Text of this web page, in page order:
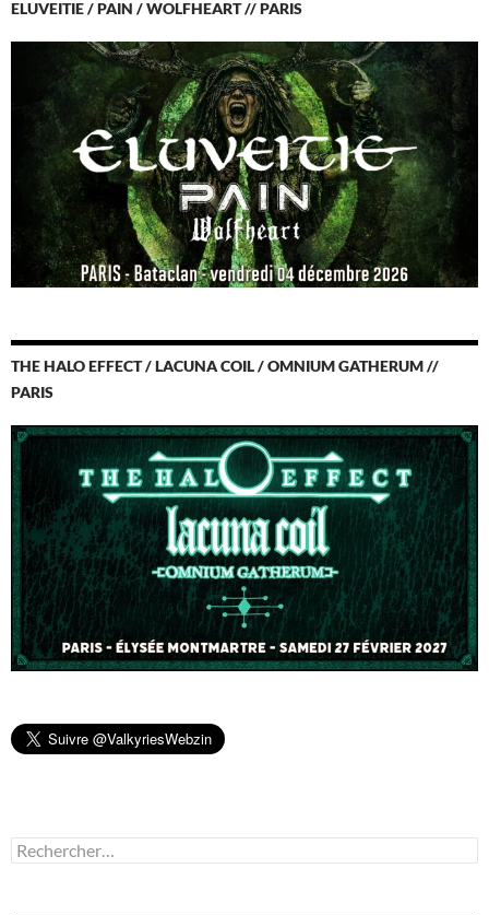
ELUVEITIE / PAIN / WOLFHEART // PARIS
THE HALO EFFECT / LACUNA COIL / OMNIUM GATHERUM //
PARIS
Rechercher :